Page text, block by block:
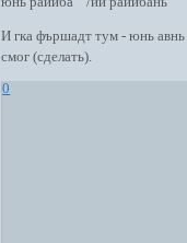
И гка фършадт тум - юнь
смог (сделать).
0